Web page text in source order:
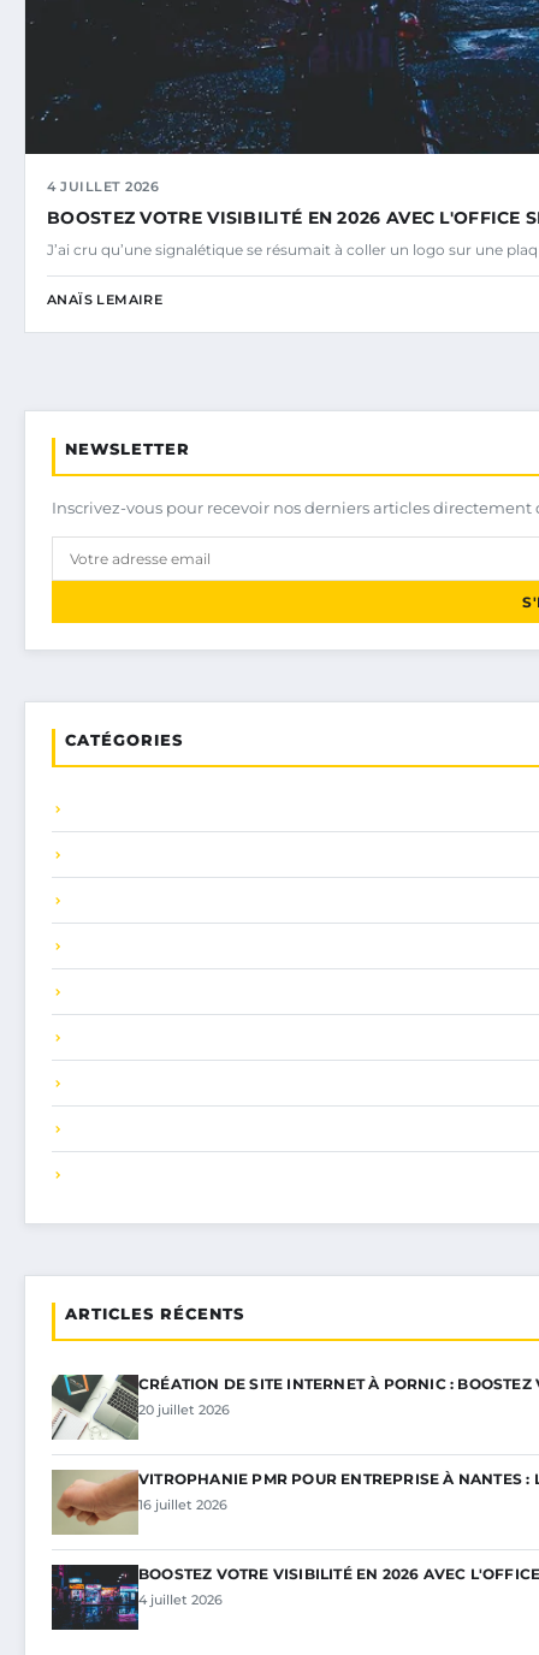
4 JUILLET 2026
BOOSTEZ VOTRE VISIBILITÉ EN 2026 AVEC L'OFFICE
J’ai cru qu’une signalétique se résumait à coller un logo sur une
ANAÏS LEMAIRE
NEWSLETTER
Inscrivez-vous pour recevoir nos derniers articles
CATÉGORIES
ARTICLES RÉCENTS
CRÉATION DE SITE INTERNET À PORNIC : BOOSTEZ
20 juillet 2026
VITROPHANIE PMR POUR ENTREPRISE À NANTES :
16 juillet 2026
BOOSTEZ VOTRE VISIBILITÉ EN 2026 AVEC
4 juillet 2026